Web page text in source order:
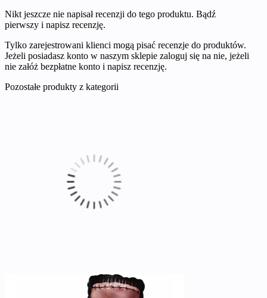
Nikt jeszcze nie napisał recenzji do tego produktu. Bądź
pierwszy i napisz recenzję.
Tylko zarejestrowani klienci mogą pisać recenzje do produktów.
Jeżeli posiadasz konto w naszym sklepie zaloguj się na nie, jeżeli
nie załóż bezpłatne konto i napisz recenzję.
Pozostałe produkty z kategorii